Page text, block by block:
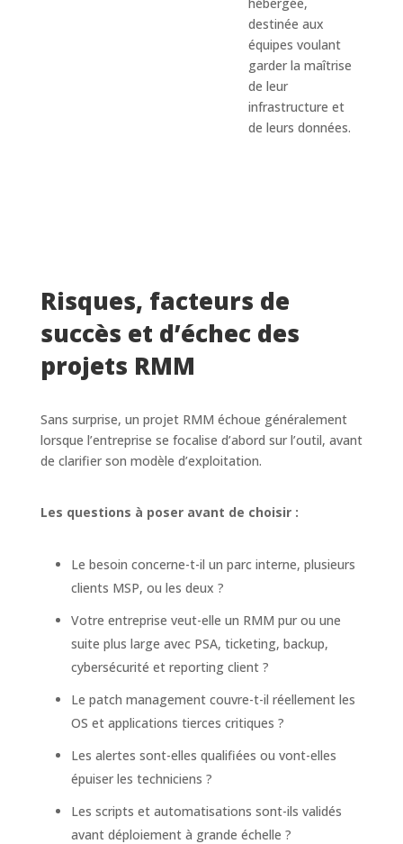
destinée aux
équipes voulant
garder la maîtrise
de leur
infrastructure et
de leurs données.
Risques, facteurs de
succès et d’échec des
projets RMM
Sans surprise, un projet RMM échoue généralement
lorsque l’entreprise se focalise d’abord sur l’outil, avant
de clarifier son modèle d’exploitation.
Les questions à poser avant de choisir :
Le besoin concerne-t-il un parc interne, plusieurs
clients MSP, ou les deux ?
Votre entreprise veut-elle un RMM pur ou une
suite plus large avec PSA, ticketing, backup,
cybersécurité et reporting client ?
Le patch management couvre-t-il réellement les
OS et applications tierces critiques ?
Les alertes sont-elles qualifiées ou vont-elles
épuiser les techniciens ?
Les scripts et automatisations sont-ils validés
avant déploiement à grande échelle ?